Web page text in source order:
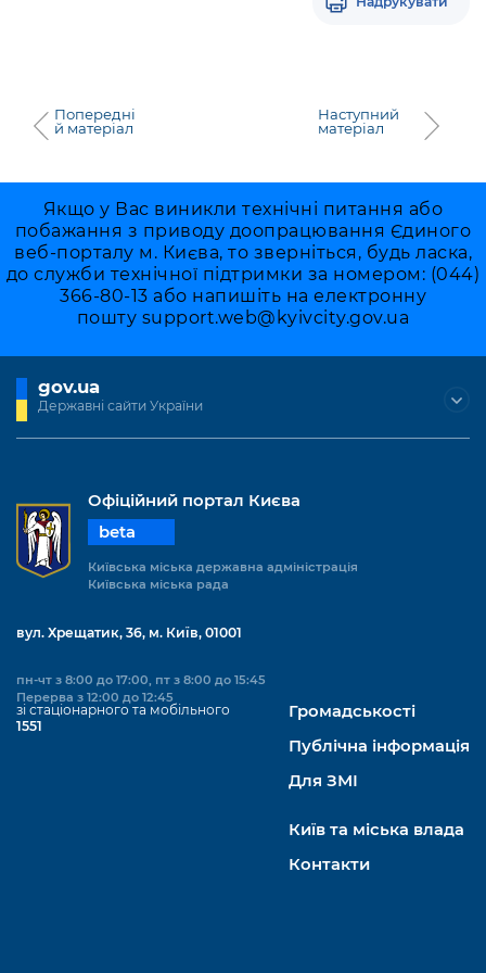
Попередні
й матеріал
Наступний
матеріал
Якщо у Вас виникли технічні питання або
побажання з приводу доопрацювання Єдиного
веб-порталу м. Києва, то зверніться, будь ласка,
до служби технічної підтримки за номером: (044)
366-80-13 або напишіть на електронну
пошту support.web@kyivcity.gov.ua
gov.ua
Державні сайти України
Офіційний портал Києва
beta
Київська міська державна адміністрація
Київська міська рада
вул. Хрещатик, 36, м. Київ, 01001
пн-чт з 8:00 до 17:00, пт з 8:00 до 15:45
Перерва з 12:00 до 12:45
зі стаціонарного та мобільного
1551
Громадськості
Публічна інформація
Для ЗМІ
Київ та міська влада
Контакти